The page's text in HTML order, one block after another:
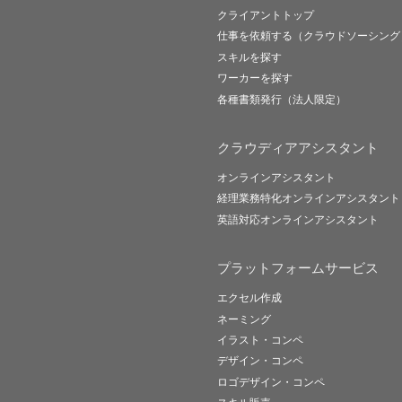
クライアントトップ
仕事を依頼する（クラウドソーシング
スキルを探す
ワーカーを探す
各種書類発行（法人限定）
クラウディアアシスタント
オンラインアシスタント
経理業務特化オンラインアシスタント
英語対応オンラインアシスタント
プラットフォームサービス
エクセル作成
ネーミング
イラスト・コンペ
デザイン・コンペ
ロゴデザイン・コンペ